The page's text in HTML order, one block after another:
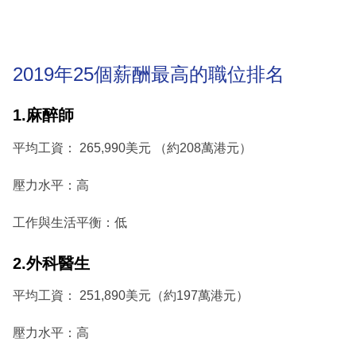
2019年25個薪酬最高的職位排名
1.麻醉師
平均工資： 265,990美元 （約208萬港元）
壓力水平：高
工作與生活平衡：低
2.外科醫生
平均工資： 251,890美元（約197萬港元）
壓力水平：高